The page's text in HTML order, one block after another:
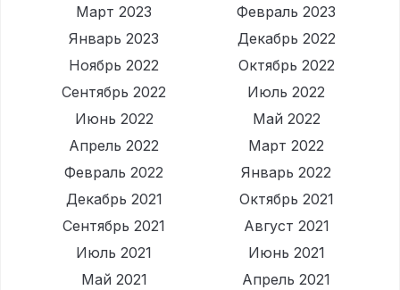
Март 2023
Февраль 2023
Январь 2023
Декабрь 2022
Ноябрь 2022
Октябрь 2022
Сентябрь 2022
Июль 2022
Июнь 2022
Май 2022
Апрель 2022
Март 2022
Февраль 2022
Январь 2022
Декабрь 2021
Октябрь 2021
Сентябрь 2021
Август 2021
Июль 2021
Июнь 2021
Май 2021
Апрель 2021